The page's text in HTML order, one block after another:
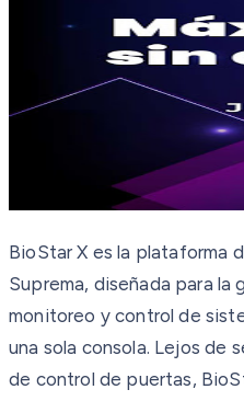
BioStar X es la plataforma
Suprema, diseñada para
monitoreo y control de
una sola consola. Lejos de
de control de puertas,